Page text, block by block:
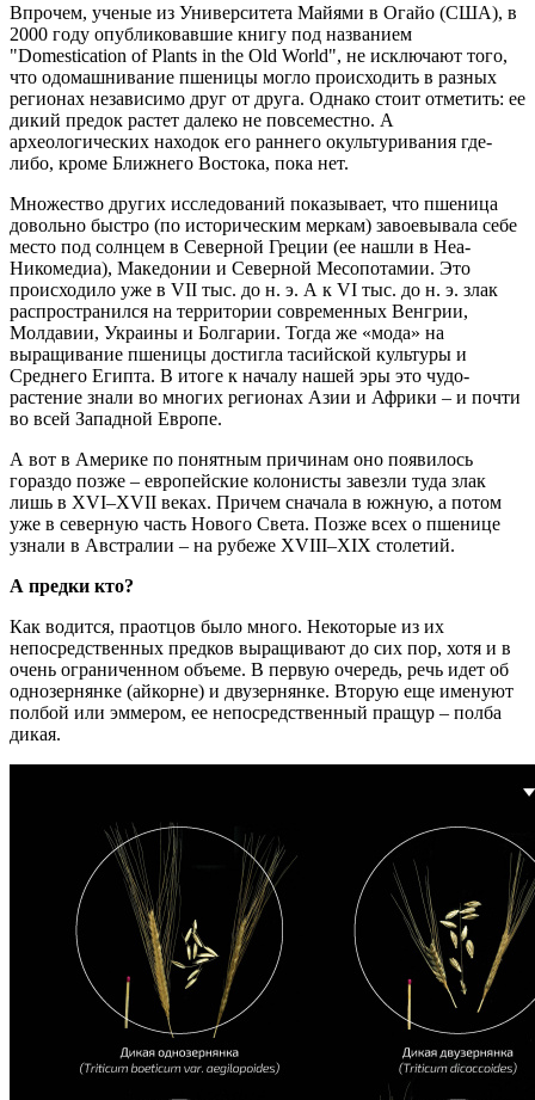
Впрочем, ученые из Университета Майями в Огайо (США), в
2000 году опубликовавшие книгу под названием
"Domestication of Plants in the Old World", не исключают того,
что одомашнивание пшеницы могло происходить в разных
регионах независимо друг от друга. Однако стоит отметить: ее
дикий предок растет далеко не повсеместно. А
археологических находок его раннего окультуривания где-
либо, кроме Ближнего Востока, пока нет.
Множество других исследований показывает, что пшеница
довольно быстро (по историческим меркам) завоевывала себе
место под солнцем в Северной Греции (ее нашли в Неа-
Никомедиа), Македонии и Северной Месопотамии. Это
происходило уже в VII тыс. до н. э. А к VI тыс. до н. э. злак
распространился на территории современных Венгрии,
Молдавии, Украины и Болгарии. Тогда же «мода» на
выращивание пшеницы достигла тасийской культуры и
Среднего Египта. В итоге к началу нашей эры это чудо-
растение знали во многих регионах Азии и Африки – и почти
во всей Западной Европе.
А вот в Америке по понятным причинам оно появилось
гораздо позже – европейские колонисты завезли туда злак
лишь в XVI–XVII веках. Причем сначала в южную, а потом
уже в северную часть Нового Света. Позже всех о пшенице
узнали в Австралии – на рубеже XVIII–XIX столетий.
А предки кто?
Как водится, праотцов было много. Некоторые из их
непосредственных предков выращивают до сих пор, хотя и в
очень ограниченном объеме. В первую очередь, речь идет об
однозернянке (айкорне) и двузернянке. Вторую еще именуют
полбой или эммером, ее непосредственный пращур – полба
дикая.